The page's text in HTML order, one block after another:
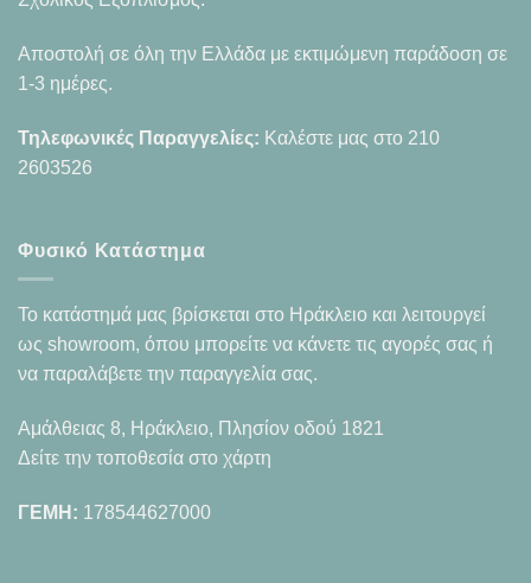
Αποστολή σε όλη την Ελλάδα με εκτιμώμενη παράδοση σε
1-3 ημέρες.
Τηλεφωνικές Παραγγελίες: Καλέστε μας στο 210
2603526
Φυσικό Κατάστημα
Το κατάστημά μας βρίσκεται στο Ηράκλειο και λειτουργεί
ως showroom, όπου μπορείτε να κάνετε τις αγορές σας ή
να παραλάβετε την παραγγελία σας.
Αμάλθειας 8, Ηράκλειο, Πλησίον οδού 1821
Δείτε την τοποθεσία στο χάρτη
ΓΕΜΗ: 178544627000